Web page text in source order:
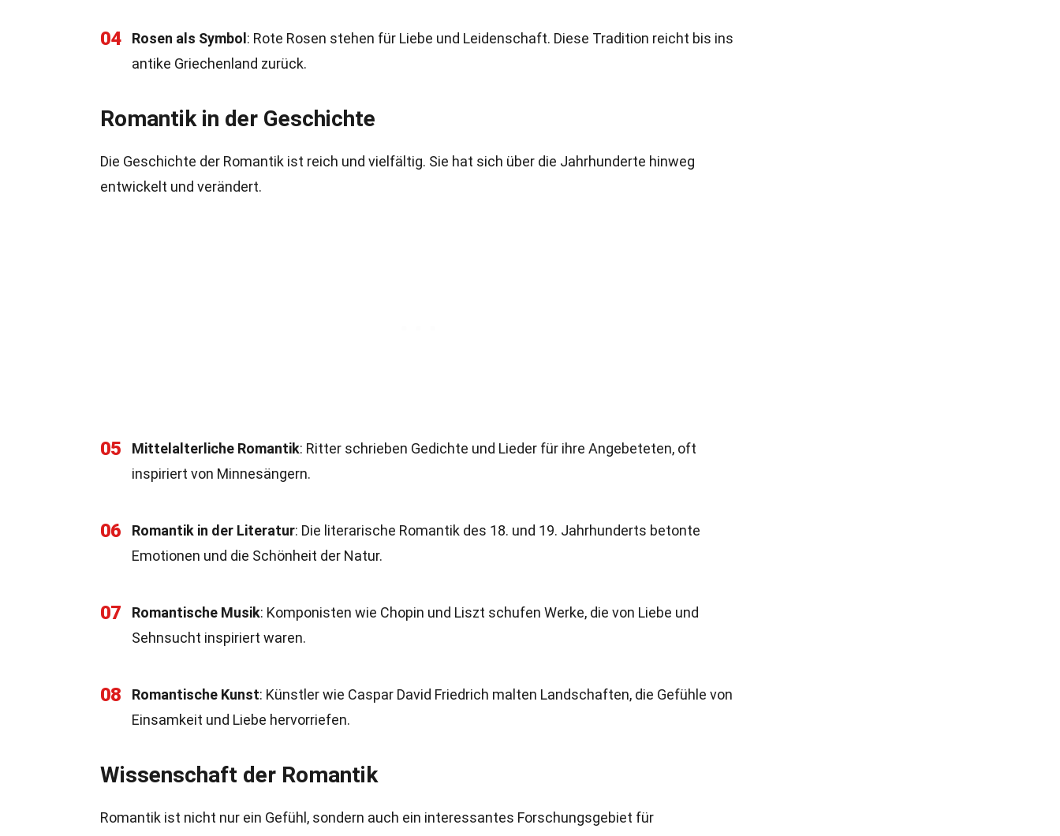
04 Rosen als Symbol : Rote Rosen stehen für Liebe und Leidenschaft. Diese Tradition reicht bis ins
antike Griechenland zurück.
Romantik in der Geschichte
Die Geschichte der Romantik ist reich und vielfältig. Sie hat sich über die Jahrhunderte hinweg
entwickelt und verändert.
05 Mittelalterliche Romantik: Ritter schrieben Gedichte und Lieder für ihre Angebeteten, oft
inspiriert von Minnesängern.
06 Romantik in der Literatur: Die literarische Romantik des 18. und 19. Jahrhunderts betonte
Emotionen und die Schönheit der Natur.
07 Romantische Musik: Komponisten wie Chopin und Liszt schufen Werke, die von Liebe und
Sehnsucht inspiriert waren.
08 Romantische Kunst: Künstler wie Caspar David Friedrich malten Landschaften, die Gefühle von
Einsamkeit und Liebe hervorriefen.
Wissenschaft der Romantik
Romantik ist nicht nur ein Gefühl, sondern auch ein interessantes Forschungsgebiet für